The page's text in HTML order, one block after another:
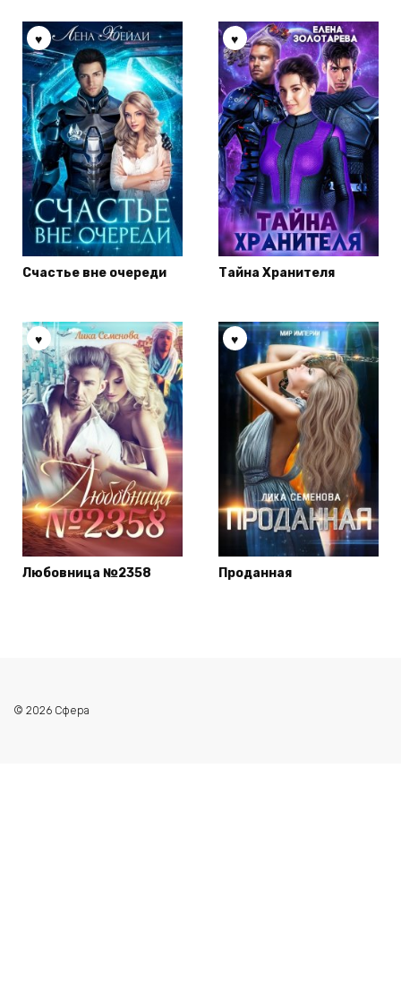
Счастье вне очереди Тайна Хранителя
Любовница №2358 Проданная
© 2026 Сфера